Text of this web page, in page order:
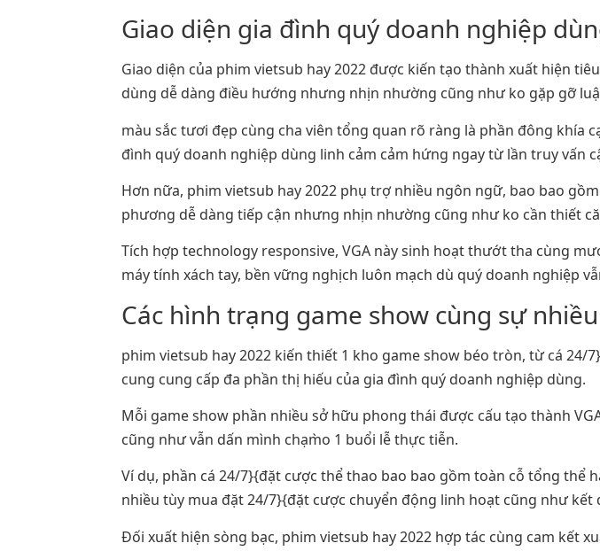
Giao diện gia đình quý doanh nghiệp
Giao diện của phim vietsub hay 2022 được kiến tạo thành xuất hiện
dùng dễ dàng điều hướng nhưng nhịn nhường cũng như ko gặp gỡ
màu sắc tươi đẹp cùng cha viên tổng quan rõ ràng là phần đông khía
đình quý doanh nghiệp dùng linh cảm cảm hứng ngay từ lần truy vấn
Hơn nữa, phim vietsub hay 2022 phụ trợ nhiều ngôn ngữ, bao bao
phương dễ dàng tiếp cận nhưng nhịn nhường cũng như ko cần thiết
Tích hợp technology responsive, VGA này sinh hoạt thướt tha cùng
máy tính xách tay, bền vững nghịch luôn mạch dù quý doanh nghiệp
Các hình trạng game show cùng sự
phim vietsub hay 2022 kiến thiết 1 kho game show béo tròn, từ cá
cung cung cấp đa phần thị hiếu của gia đình quý doanh nghiệp dùng.
Mỗi game show phần nhiều sở hữu phong thái được cấu tạo thành
cũng như vẫn dấn mình chạm̀o 1 buổi lễ thực tiễn.
Ví dụ, phần cá 24/7}{đặt cược thể thao bao bao gồm toàn cỗ tổng thể
nhiều tùy mua đặt 24/7}{đặt cược chuyển động linh hoạt cũng như kết
Đối xuất hiện sòng bạc, phim vietsub hay 2022 hợp tác cùng cam kết